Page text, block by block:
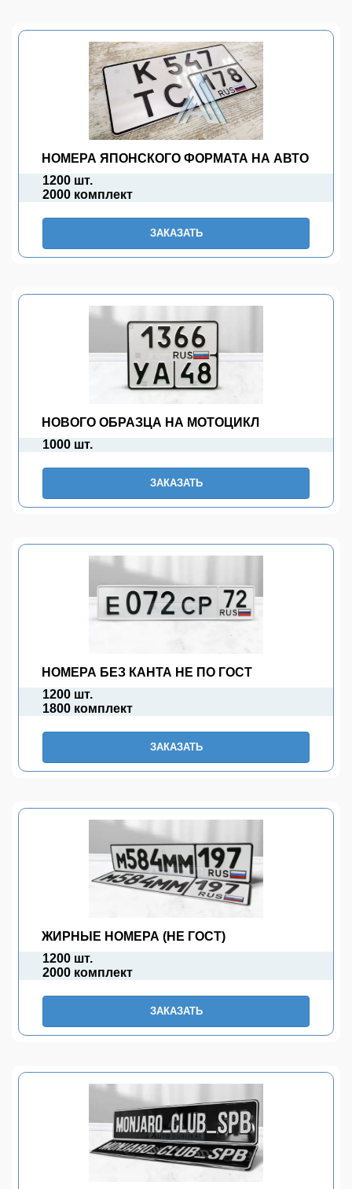
НОМЕРА ЯПОНСКОГО ФОРМАТА НА АВТО
1200 шт.
2000 комплект
ЗАКАЗАТЬ
НОВОГО ОБРАЗЦА НА МОТОЦИКЛ
1000 шт.
ЗАКАЗАТЬ
НОМЕРА БЕЗ КАНТА НЕ ПО ГОСТ
1200 шт.
1800 комплект
ЗАКАЗАТЬ
ЖИРНЫЕ НОМЕРА (НЕ ГОСТ)
1200 шт.
2000 комплект
ЗАКАЗАТЬ